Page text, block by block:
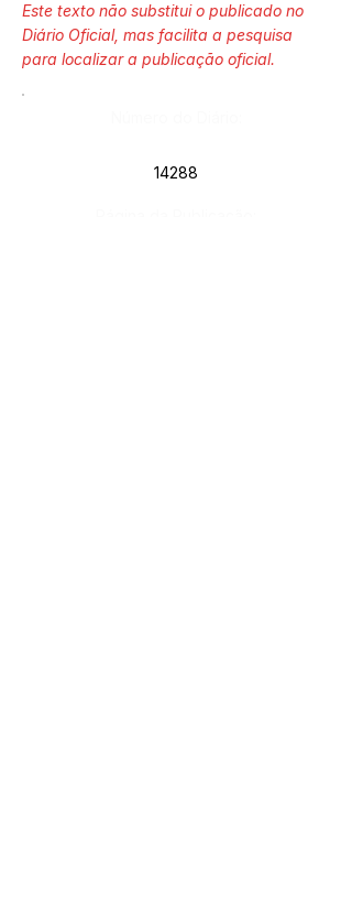
Este texto não substitui o publicado no
Diário Oficial, mas facilita a pesquisa
para localizar a publicação oficial.
14288